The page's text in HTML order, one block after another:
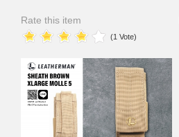
Rate this item
(1 Vote)